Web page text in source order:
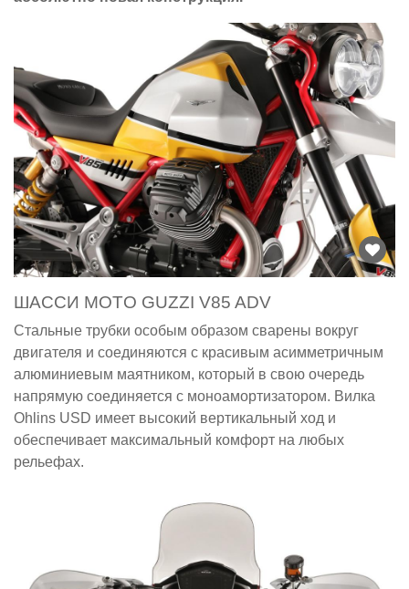
ШАССИ MOTO GUZZI V85 ADV
Стальные трубки особым образом сварены вокруг
двигателя и соединяются с красивым асимметричным
алюминиевым маятником, который в свою очередь
напрямую соединяется c моноамортизатором. Вилка
Ohlins USD имеет высокий вертикальный ход и
обеспечивает максимальный комфорт на любых
рельефах.